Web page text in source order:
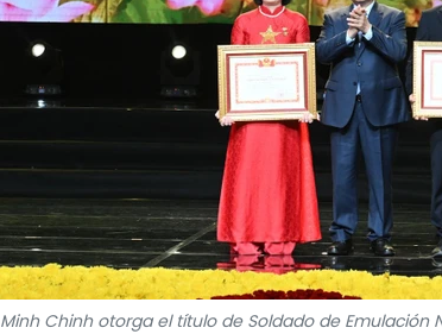
Minh Chinh otorga el título de Soldado de Emulación